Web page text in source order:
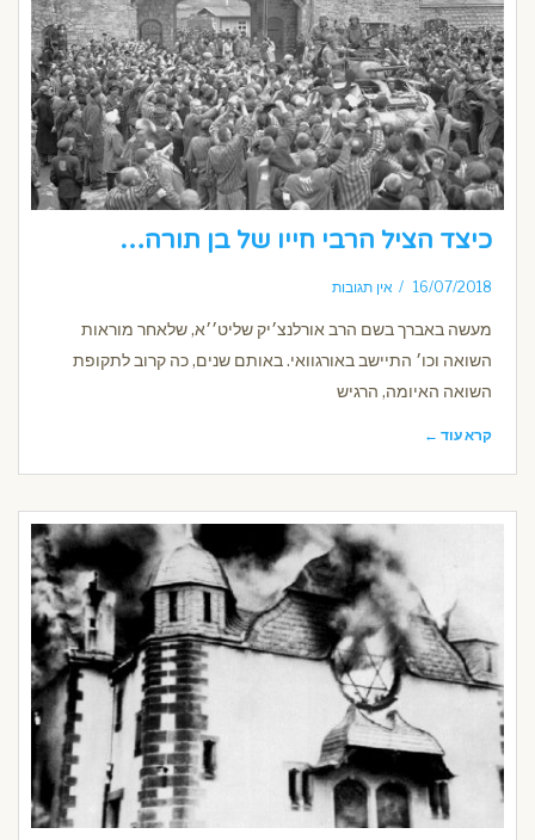
כיצד הציל הרבי חייו של בן תורה…
16/07/2018 אין תגובות
מעשה באברך בשם הרב אורלנצ׳יק שליט׳׳א, שלאחר מוראות
השואה וכו׳ התיישב באורגוואי. באותם שנים, כה קרוב לתקופת
השואה האיומה, הרגיש
קרא עוד ←